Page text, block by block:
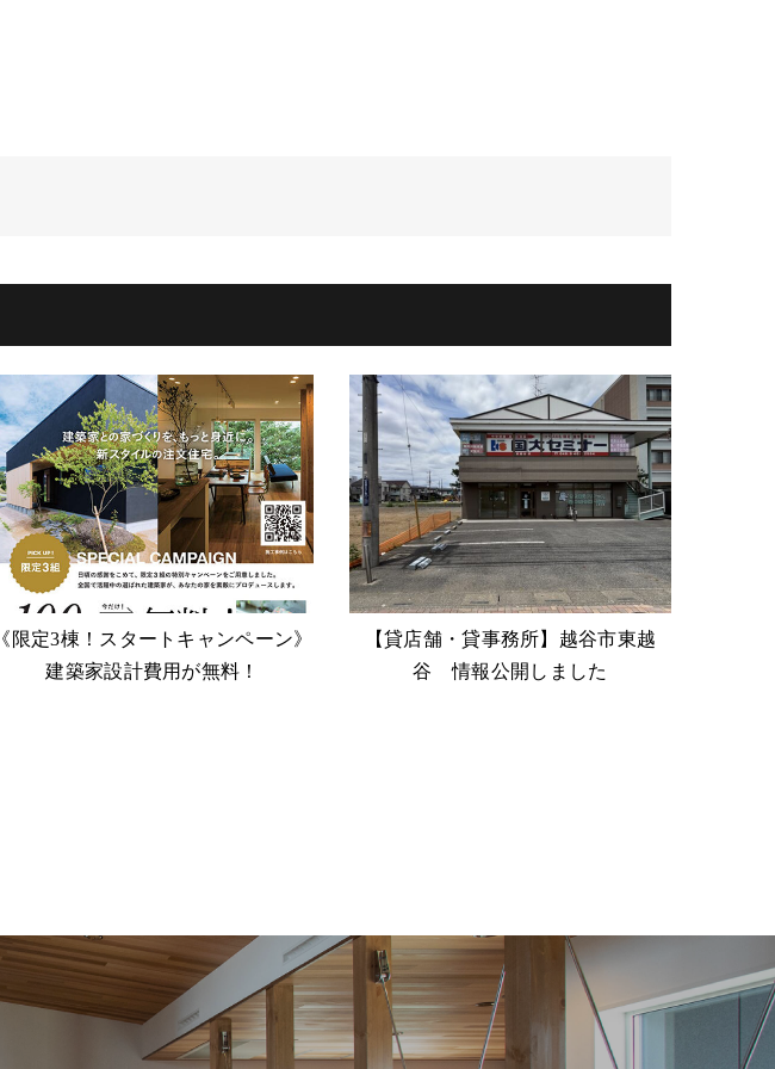
《限定3棟！スタートキャンペーン》
建築家設計費用が無料！
【貸店舗・貸事務所】越谷市東越
谷 情報公開しました